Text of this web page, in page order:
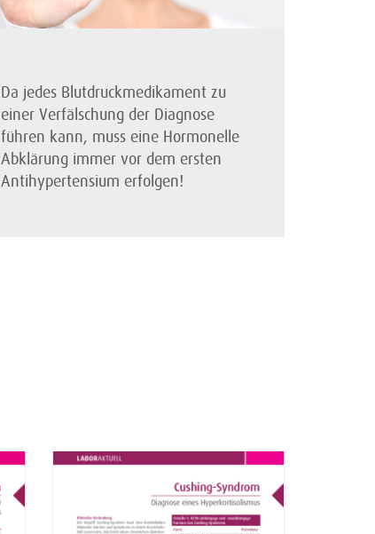
Da jedes Blutdruckmedikament zu
einer Verfälschung der Diagnose
führen kann, muss eine Hormonelle
Abklärung immer vor dem ersten
Antihypertensium erfolgen!